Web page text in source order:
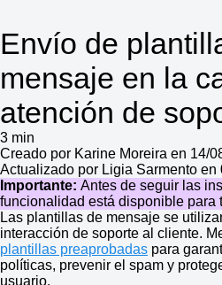
Envío de
mensaje en la
atención de
3 min
Creado por Karine Moreira en 14/
Actualizado por Ligia Sarmento en
Importante: Antes de seguir las
funcionalidad está disponible para
Las plantillas de mensaje se
interacción de soporte al cliente.
plantillas preaprobadas para
políticas, prevenir el spam y
usuario.